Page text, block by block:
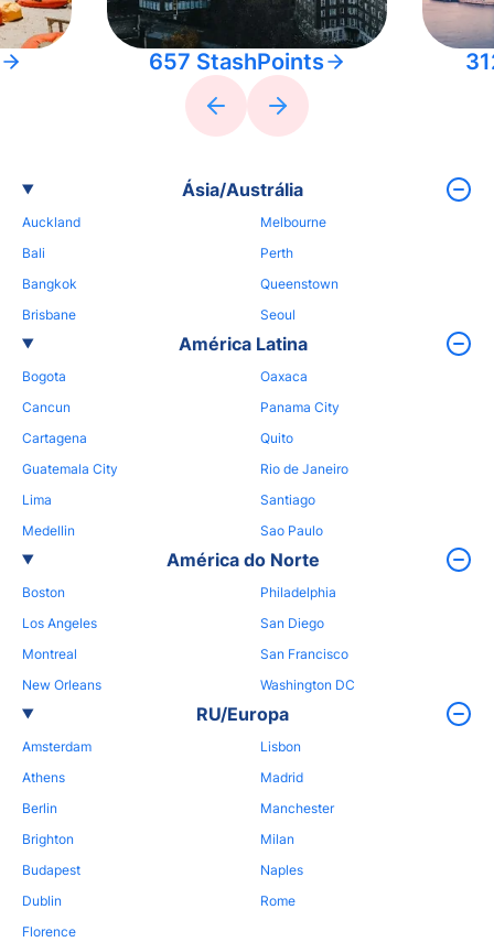
657 StashPoints
Ásia/Austrália
Auckland
Bali
Bangkok
Brisbane
Melbourne
Perth
Queenstown
Seoul
América Latina
Bogota
Cancun
Cartagena
Guatemala City
Lima
Medellin
Oaxaca
Panama City
Quito
Rio de Janeiro
Santiago
Sao Paulo
América do Norte
Boston
Los Angeles
Montreal
New Orleans
Philadelphia
San Diego
San Francisco
Washington DC
RU/Europa
Amsterdam
Athens
Berlin
Brighton
Budapest
Dublin
Florence
Lisbon
Madrid
Manchester
Milan
Naples
Rome